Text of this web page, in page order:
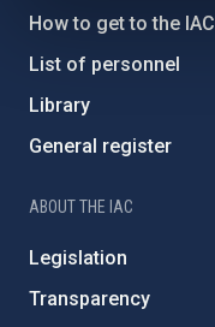
How to get to the IAC
List of personnel
Library
General register
ABOUT THE IAC
Legislation
Transparency